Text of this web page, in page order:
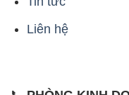
📞
PHÒNG KINH
ĐẮC TRƯỜNG PHÁT